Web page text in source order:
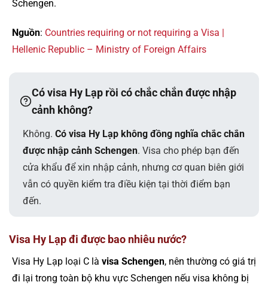
Schengen.
Nguồn: Countries requiring or not requiring a Visa |
Hellenic Republic – Ministry of Foreign Affairs
Có visa Hy Lạp rồi có chắc chắn được nhập
cảnh không?
Không. Có visa Hy Lạp không đồng nghĩa chắc chắn
được nhập cảnh Schengen. Visa cho phép bạn đến
cửa khẩu để xin nhập cảnh, nhưng cơ quan biên giới
vẫn có quyền kiểm tra điều kiện tại thời điểm bạn
đến.
Visa Hy Lạp đi được bao nhiêu nước?
Visa Hy Lạp loại C là visa Schengen, nên thường có giá trị
đi lại trong toàn bộ khu vực Schengen nếu visa không bị